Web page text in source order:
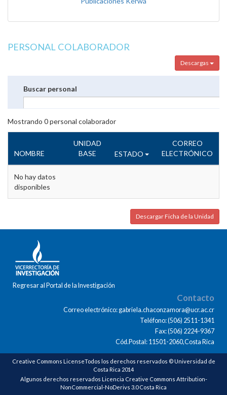
PERSONAL COLABORADOR
Descargas
Buscar personal
Mostrando 0personal colaborador
NOMBRE
UNIDAD
BASE
ESTADO
CORREO
ELECTRÓNICO
No hay datos
disponibles
Descargar Ficha de la Unidad
Regresar al Portal de la Investigación
Contacto
Correo electrónico: gabriela.chaconzamora@ucr.ac.cr
Teléfono: (506) 2511-1341
Fax: (506) 2224-9367
Cód.Postal: 11501-2060,Costa Rica
Creative Commons LicenseTodos los derechos reservados © Universidad de
Costa Rica 2014
Algunos derechos reservados Licencia Creative Commons Attribution-
NonCommercial-NoDerivs 3.0 Costa Rica